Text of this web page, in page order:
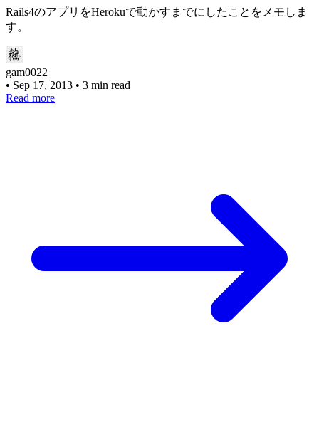
Rails4のアプリをHerokuで動かすまでにしたことをメモしま
す。
gam0022
• Sep 17, 2013 • 3 min read
Read more